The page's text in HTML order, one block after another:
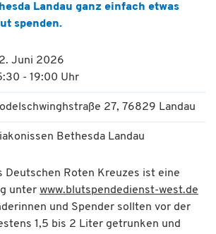
Landau ganz einfach etwas
spenden.
Juni 2026
- 19:00 Uhr
27, 76829 Landau
Bethesda Landau
Deutschen Roten Kreuzes ist eine
unter www.blutspendedienst-west.de
und Spender sollten vor der
1,5 bis 2 Liter getrunken und